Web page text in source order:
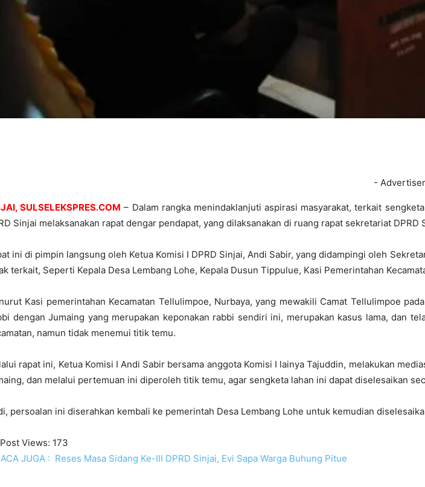
-
SULSELEKSPRES.COM – Dalam rangka menindaklanjuti aspirasi masyarakat, terkait
Sinjai melaksanakan rapat dengar pendapat, yang dilaksanakan di ruang rapat sekretariat DPRD
ini di pimpin langsung oleh Ketua Komisi I DPRD Sinjai, Andi Sabir, yang didampingi oleh
terkait, Seperti Kepala Desa Lembang Lohe, Kepala Dusun Tippulue, Kasi Pemerintahan
Kasi pemerintahan Kecamatan Tellulimpoe, Nurbaya, yang mewakili Camat Tellulimpoe
dengan Jumaing yang merupakan keponakan rabbi sendiri ini, merupakan kasus lama, dan
namun tidak menemui titik temu.
rapat ini, Ketua Komisi I Andi Sabir bersama anggota Komisi I lainya Tajuddin, melakukan
dan melalui pertemuan ini diperoleh titik temu, agar sengketa lahan ini dapat diselesaikan
persoalan ini diserahkan kembali ke pemerintah Desa Lembang Lohe untuk kemudian
Post Views: 173
JUGA : Reses Masa Sidang Ke-III DPRD Sinjai, Evi Sapa Warga Buhung Pitue